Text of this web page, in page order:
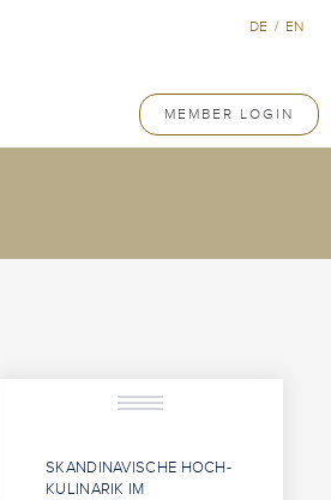
MEMBER LOGIN
DE / EN
SKANDINAVISCHE HOCH-
KULINARIK IM